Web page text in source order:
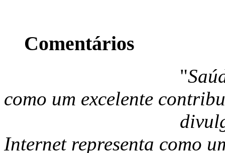
Comentários
"
como um excelente
divulgação das
Internet representa como